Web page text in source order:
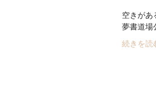
空きがあ
夢書道場
続きを読